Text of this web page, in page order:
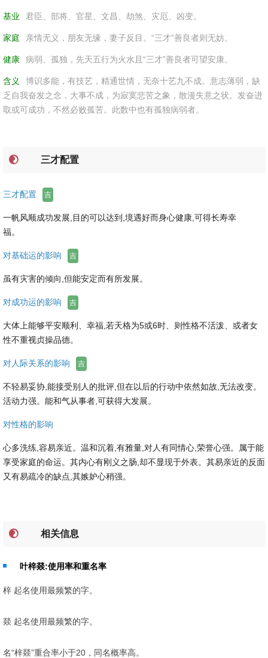
基业 君臣、部将、官星、文昌、劫煞、灾厄、凶变。
家庭 亲情无义，朋友无缘，妻子反目。“三才”善良者则无妨。
健康 病弱、孤独，先天五行为火水且“三才”善良者可望安康。
含义
博识多能，有技艺，精通世情，无奈十艺九不成。意志薄弱，缺
乏自我奋发之念，大事不成，为寂寞悲苦之象，散漫失意之状。发奋进
取或可成功，不然必败孤苦。此数中也有孤独病弱者。
三才配置
三才配置 吉
一帆风顺成功发展,目的可以达到,境遇好而身心健康,可得长寿幸
福。
对基础运的影响 吉
虽有灾害的倾向,但能安定而有所发展。
对成功运的影响 吉
大体上能够平安顺利、幸福,若天格为5或6时、则性格不活泼、或者女
性不重视贞操品德。
对人际关系的影响 吉
不轻易妥协,能接受别人的批评,但在以后的行动中依然如故,无法改变。
活动力强。能和气从事者,可获得大发展。
对性格的影响
心多洗练,容易亲近。温和沉着,有雅量,对人有同情心,荣誉心强。属于能
享受家庭的命运。其内心有刚义之肠,却不显现于外表。其易亲近的反面
又有易疏冷的缺点,其嫉妒心稍强。
相关信息
叶梓燚:使用率和重名率
梓 起名使用最频繁的字。
燚 起名使用最频繁的字。
名“梓燚”重合率小于20，同名概率高。